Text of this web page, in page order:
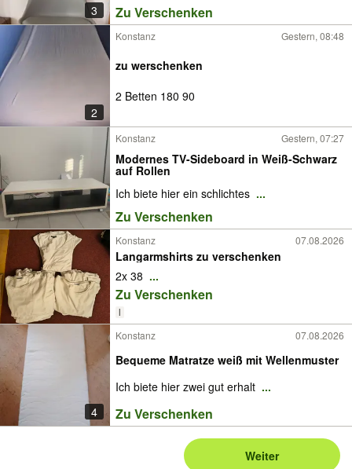
3 Zu Verschenken
2
Konstanz Gestern, 08:48
zu werschenken
2 Betten 180 90
Konstanz Gestern, 07:27
Modernes TV-Sideboard in Weiß-Schwarz
auf Rollen
Ich biete hier ein schlichtes ...
Zu Verschenken
Konstanz 07.08.2026
Langarmshirts zu verschenken
2x 38 ...
Zu Verschenken
l
4
Konstanz 07.08.2026
Bequeme Matratze weiß mit Wellenmuster
Ich biete hier zwei gut erhalt ...
Zu Verschenken
Weiter